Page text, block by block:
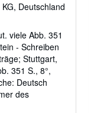
Deutschland
viele Abb. 351
- Schreiben
Stuttgart,
351 S., 8°,
Deutsch
des